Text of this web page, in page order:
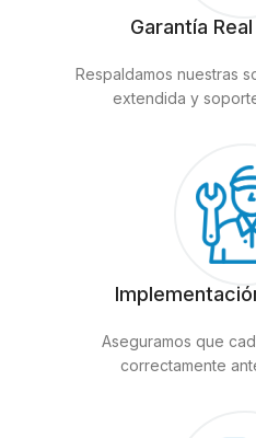
Garantía
Respaldamos nuestras
extendida y
Aseguramos que
correctamente